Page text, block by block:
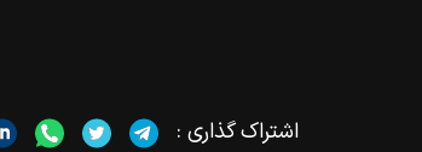
اشتراک گذاری :